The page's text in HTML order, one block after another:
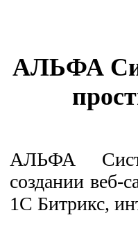
АЛЬФА
АЛЬФА
создании веб-
1С Битрикс,